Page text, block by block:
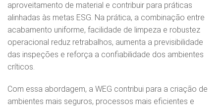
aproveitamento de material e contribuir para práticas
alinhadas às metas ESG. Na prática, a combinação entre
acabamento uniforme, facilidade de limpeza e robustez
operacional reduz retrabalhos, aumenta a previsibilidade
das inspeções e reforça a confiabilidade dos ambientes
críticos.
Com essa abordagem, a WEG contribui para a criação de
ambientes mais seguros, processos mais eficientes e